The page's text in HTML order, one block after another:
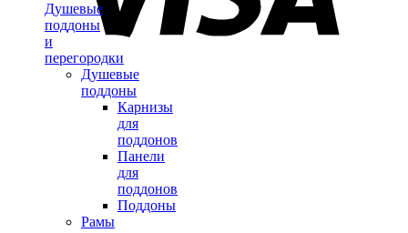
Душевые
поддоны
и
перегородки
Душевые
поддоны
Карнизы
для
поддонов
Панели
для
поддонов
Поддоны
Рамы